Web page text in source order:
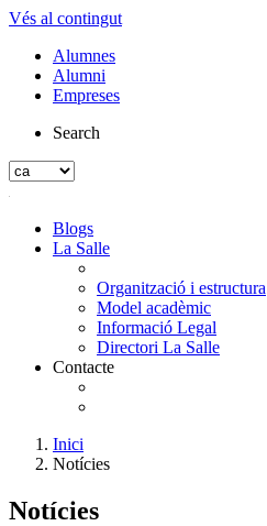
Vés al contingut
Alumnes
Alumni
Empreses
Search
Blogs
La Salle
Organització i estructura
Model acadèmic
Informació Legal
Directori La Salle
Contacte
Inici
Notícies
Notícies